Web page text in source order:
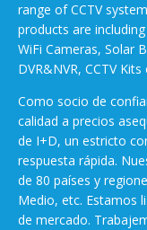
range of CCTV
products are
WiFi Cameras, Solar
DVR&NVR, CCTV Kits
Como socio de
calidad a precios
de I+D, un estricto
respuesta rápida.
de 80 países y
Medio, etc. Estamos
de mercado.